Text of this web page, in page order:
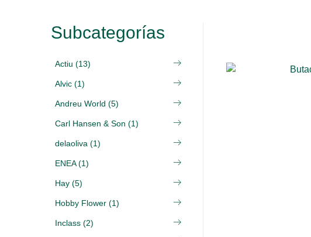
Subcategorías
Actiu (13)
Alvic (1)
Andreu World (5)
Carl Hansen & Son (1)
delaoliva (1)
ENEA (1)
Hay (5)
Hobby Flower (1)
Inclass (2)